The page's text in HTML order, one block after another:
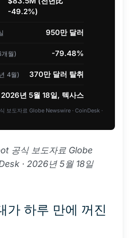
-49.2%)
950만 달러
월) -79.48%
4월) 370만 달러 탈취
2026년 5월 18일, 텍사스
보도자료 Globe Newswire · CoinDesk ·
공식 보도자료 Globe
· 2026년 5월 18일
가 하루 만에 꺼진